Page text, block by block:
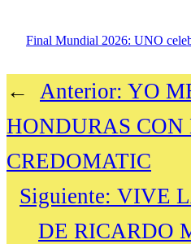
Final Mundial 2026: UNO
← Anterior: YO
HONDURAS CON
CREDOMATIC
Siguiente: VIVE
DE RICARDO